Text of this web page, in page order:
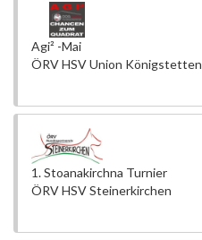
Agi² -Mai
ÖRV HSV Union Königstetten
1. Stoanakirchna Turnier
ÖRV HSV Steinerkirchen